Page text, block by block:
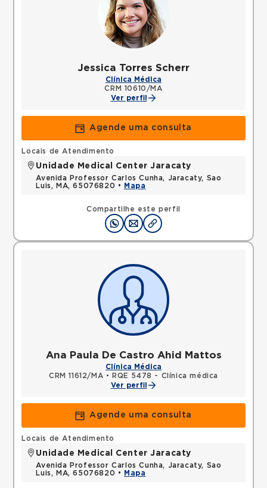
Jessica Torres Scherr
Clínica Médica
CRM 10610/MA
Ver perfil
Agende uma consulta
Compartilhe este perfil
Locais de Atendimento
Unidade Medical Center Jaracaty
Avenida Professor Carlos Cunha, Jaracaty, Sao
Luis, MA, 65076820 •
Mapa
Ana Paula De Castro Ahid Mattos
Clínica Médica
CRM 11612/MA •
RQE 5478 - Clínica médica
Ver perfil
Agende uma consulta
Locais de Atendimento
Unidade Medical Center Jaracaty
Avenida Professor Carlos Cunha, Jaracaty, Sao
Luis, MA, 65076820 •
Mapa